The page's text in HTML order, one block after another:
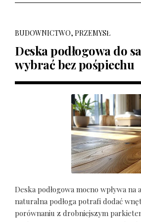
BUDOWNICTWO, PRZEMYSŁ
Deska podłogowa do
wybrać bez pośpiechu
Deska podłogowa mocno wpływa na
naturalna podłoga potrafi dodać
porównaniu z drobniejszym